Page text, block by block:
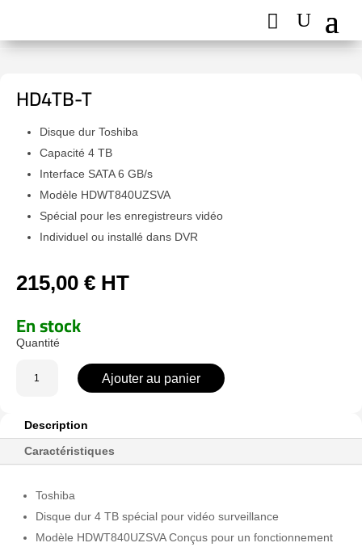
HD4TB-T
Disque dur Toshiba
Capacité 4 TB
Interface SATA 6 GB/s
Modèle HDWT840UZSVA
Spécial pour les enregistreurs vidéo
Individuel ou installé dans DVR
215,00 € HT
En stock
Ajouter au panier
Description
Caractéristiques
Toshiba
Disque dur 4 TB spécial pour vidéo surveillance
Modèle HDWT840UZSVA Conçus pour un fonctionnement